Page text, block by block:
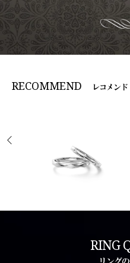
RECOMMEND レコメンド
RING